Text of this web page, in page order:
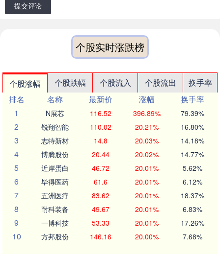
提交评论
个股实时涨跌榜
个股涨幅 个股跌幅 个股流入 个股流出
换手率
排名
名称 最新价 涨幅
换手率
1
N展芯 116.52 396.89% 79.39%
2 锐翔智能 110.02 20.21% 16.80%
3 志特新材 14.8 20.03% 14.18%
4 博腾股份 20.44 20.02% 14.77%
5 近岸蛋白 46.72 20.01% 5.62%
6 毕得医药 61.6 20.01% 6.12%
7 五洲医疗 83.62 20.01% 18.37%
8 耐科装备 49.67 20.01% 6.83%
9 一博科技 53.33 20.01% 17.26%
10 方邦股份 146.16 20.00% 7.68%